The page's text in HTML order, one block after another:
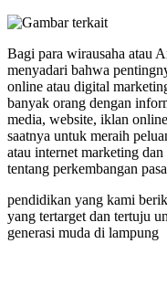
Bagi para wirausaha atau
menyadari bahwa
online atau digital
banyak orang dengan
media, website, iklan
saatnya untuk meraih
atau internet marketing
tentang perkembangan
pendidikan yang kami
yang tertarget dan tertuju
generasi muda di lampung